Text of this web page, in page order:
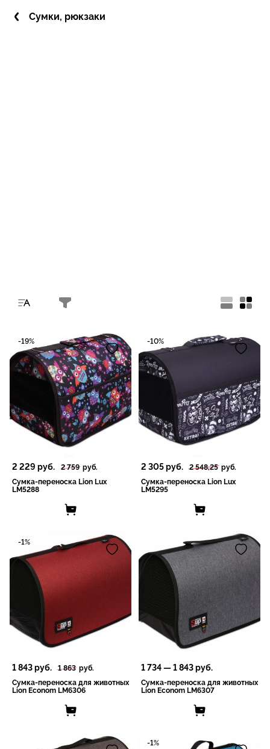
Сумки, рюкзаки
2 229 руб. 2 759 руб.
Сумка-переноска Lion Lux
LM5288
-19%
2 305руб. 2 548,25 руб.
Сумка-переноска Lion Lux
LM5295
-10%
1 843руб. 1 863 руб.
Сумка-переноска для животных
Lion Econom LM6306
-1%
1 734—1 843руб.
Сумка-переноска для животных
Lion Econom LM6307
-1%